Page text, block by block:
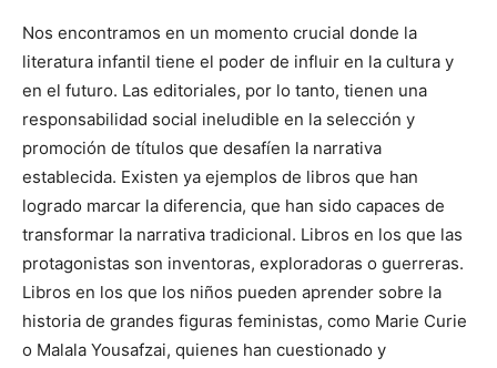
Nos encontramos en un momento crucial donde la
literatura infantil tiene el poder de influir en la cultura y
en el futuro. Las editoriales, por lo tanto, tienen una
responsabilidad social ineludible en la selección y
promoción de títulos que desafíen la narrativa
establecida. Existen ya ejemplos de libros que han
logrado marcar la diferencia, que han sido capaces de
transformar la narrativa tradicional. Libros en los que las
protagonistas son inventoras, exploradoras o guerreras.
Libros en los que los niños pueden aprender sobre la
historia de grandes figuras feministas, como Marie Curie
o Malala Yousafzai, quienes han cuestionado y